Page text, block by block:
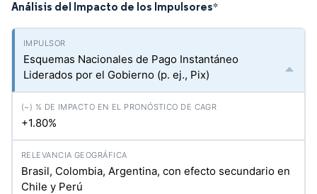
Análisis del Impacto de los Impulsores*
Esquemas Nacionales de Pago Instantáneo
Liderados por el Gobierno (p. ej., Pix)
+1.80%
Brasil, Colombia, Argentina, con efecto secundario en
Chile y Perú